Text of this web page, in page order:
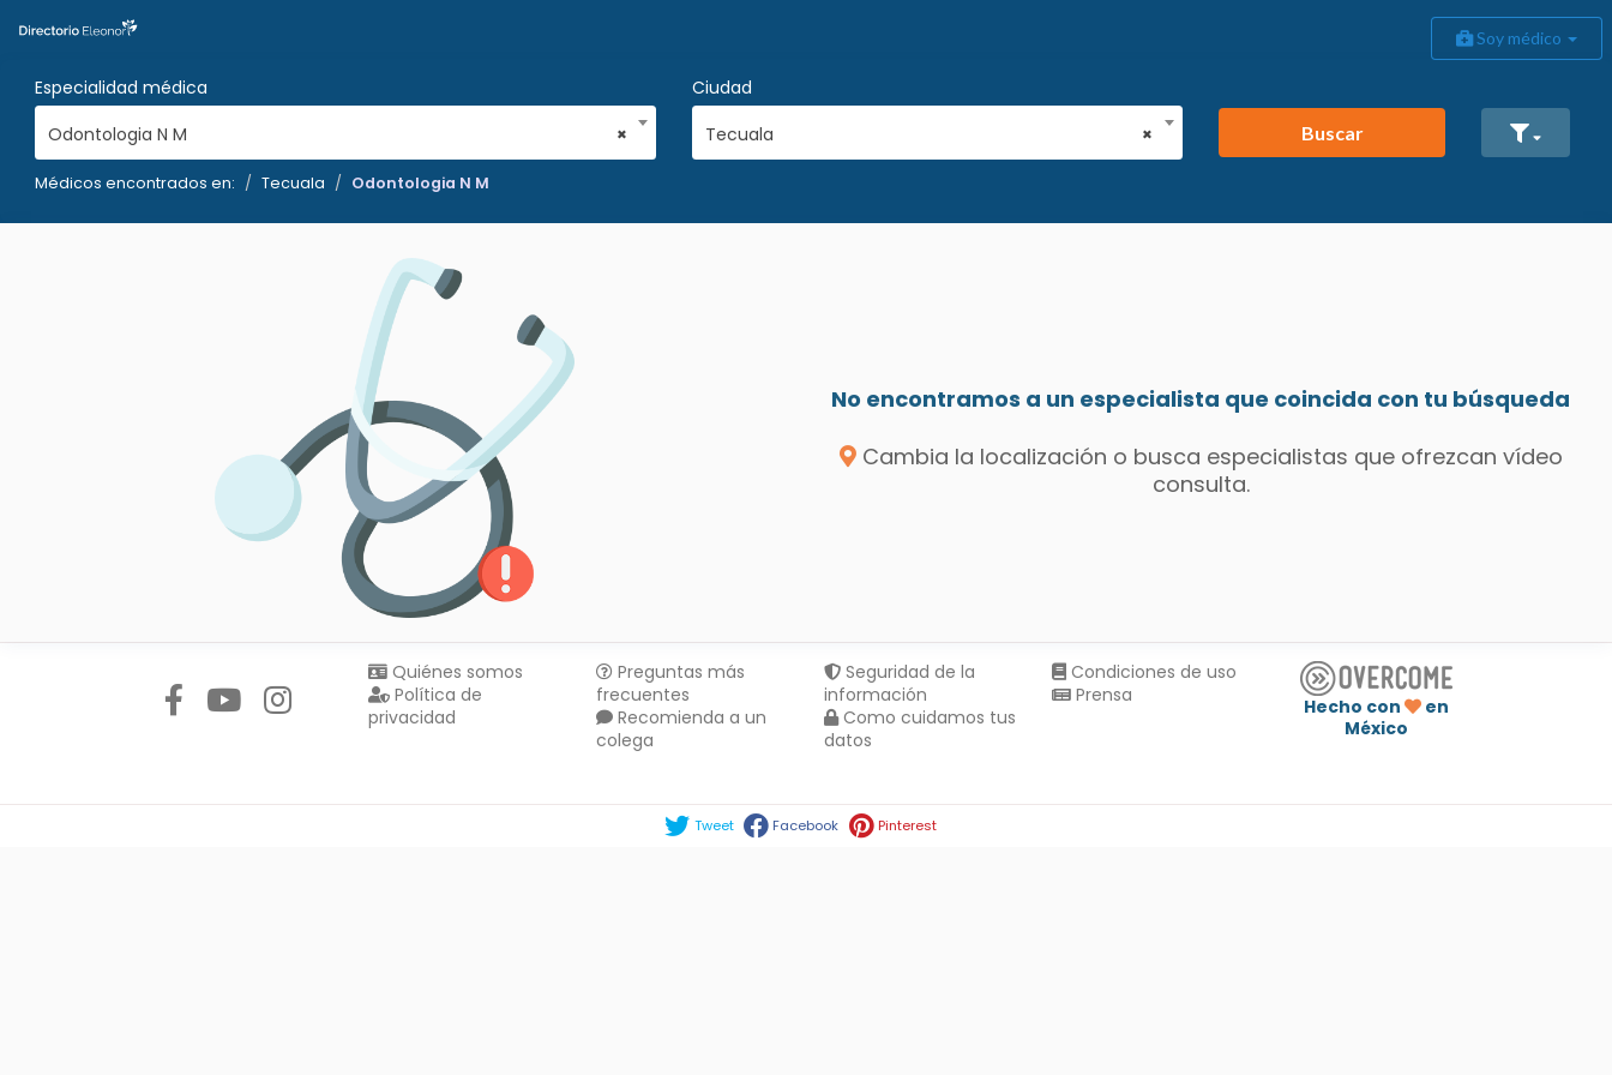
Soy médico
Especialidad médica
×
Odontologia N M
Ciudad
×
Tecuala Buscar
Médicos encontrados en: Tecuala Odontologia N M
No encontramos a un especialista que coincida con tu búsqueda
Cambia la localización o busca especialistas que ofrezcan vídeo
consulta.
Quiénes somos
Política de
privacidad
Preguntas más
frecuentes
Recomienda a un
colega
Seguridad de la
información
Como cuidamos tus
datos
Condiciones de uso
Prensa
Hecho con
en
México
Tweet Facebook Pinterest